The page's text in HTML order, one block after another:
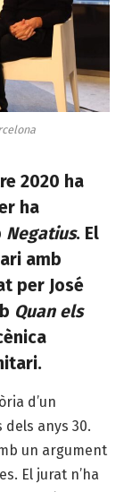
2020 ha
ha
Negatius. El
amb
per José
Quan els
d’un
anys 30.
un argument
El jurat n’ha